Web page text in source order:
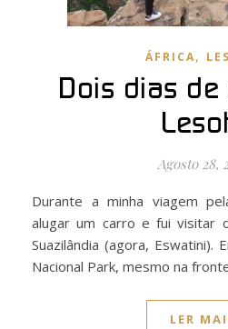
ÁFRICA,
Dois dias de
Agosto 28,
Durante a minha viagem pela África do Sul, decidi
alugar um carro e fui visitar
Suazilândia (agora, Eswatini).
Nacional Park, mesmo na
LER